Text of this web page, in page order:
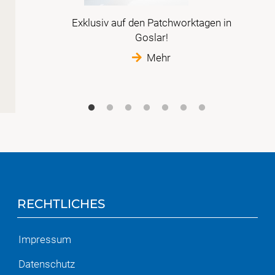
Exklusiv auf den Patchworktagen in
Goslar!
Mehr
RECHTLICHES
Impressum
Datenschutz